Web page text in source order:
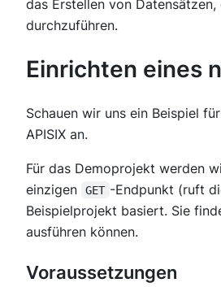
das Erstellen von
durchzuführen.
Einrichten eines
Schauen wir uns ein Beispiel
APISIX an.
Für das Demoprojekt werden
einzigen
GET -Endpunkt (ruft
Beispielprojekt basiert. Sie
ausführen können.
Voraussetzungen